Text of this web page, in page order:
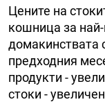
Цените на
кошница за
домакинствата
предходния
продукти -
стоки -